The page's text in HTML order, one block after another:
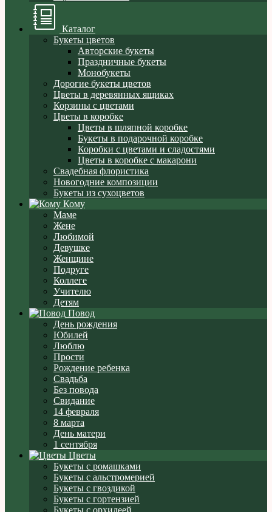
Каталог
Букеты цветов
Авторские букеты
Праздничные букеты
Монобукеты
Дорогие букеты цветов
Цветы в деревянных ящиках
Корзины с цветами
Цветы в коробке
Цветы в шляпной коробке
Букеты в подарочной коробке
Коробки с цветами и сладостями
Цветы в коробке с макарони
Свадебная флористика
Новогодние композиции
Букеты из сухоцветов
Кому
Маме
Жене
Любимой
Девушке
Женщине
Подруге
Коллеге
Учителю
Детям
Повод
День рождения
Юбилей
Люблю
Прости
Рождение ребенка
Свадьба
Без повода
Свидание
14 февраля
8 марта
День матери
1 сентября
Цветы
Букеты с ромашками
Букеты с альстромерией
Букеты с гвоздикой
Букеты с гортензией
Букеты с орхидеей